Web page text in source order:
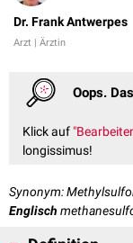
Dr. Frank Antwerpes
Arzt | Ärztin
Oops.
Klick auf
longissimus!
Synonym:
Englisch